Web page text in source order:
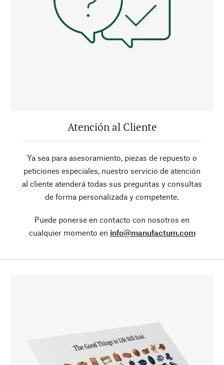
Atención al Cliente
Ya sea para asesoramiento, piezas de repuesto o
peticiones especiales, nuestro servicio de atención
al cliente atenderá todas sus preguntas y consultas
de forma personalizada y competente.
Puede ponerse en contacto con nosotros en
cualquier momento en info@manufactum.com